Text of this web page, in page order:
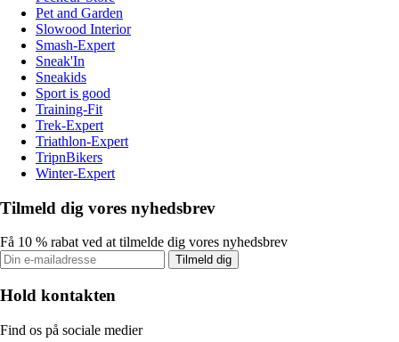
Pet and Garden
Slowood Interior
Smash-Expert
Sneak'In
Sneakids
Sport is good
Training-Fit
Trek-Expert
Triathlon-Expert
TripnBikers
Winter-Expert
Tilmeld dig vores nyhedsbrev
Få 10 % rabat ved at tilmelde dig vores nyhedsbrev
Tilmeld dig
Hold kontakten
Find os på sociale medier